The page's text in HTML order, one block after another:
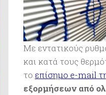
Με εντατικούς
και κατά τους
το επίσημο e-mail
εξορμήσεων από